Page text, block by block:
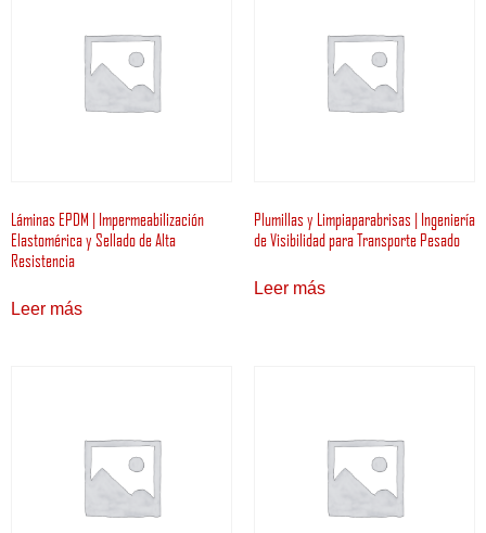
Láminas EPDM | Impermeabilización
Elastomérica y Sellado de Alta
Resistencia
Leer más
Plumillas y Limpiaparabrisas | Ingeniería
de Visibilidad para Transporte Pesado
Leer más